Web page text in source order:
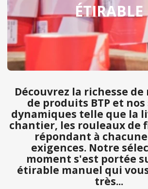
ÉTIRABLE
Découvrez la richesse
de produits BTP et nos
dynamiques telle que la
chantier, les rouleaux de
répondant à
exigences. Notre
moment s'est portée
étirable manuel qui
très...